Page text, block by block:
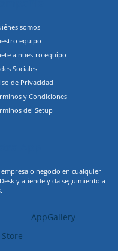
somos
equipo
a nuestro equipo
Sociales
de Privacidad
y Condiciones
del Setup
o negocio en cualquier
y atiende y da seguimiento a